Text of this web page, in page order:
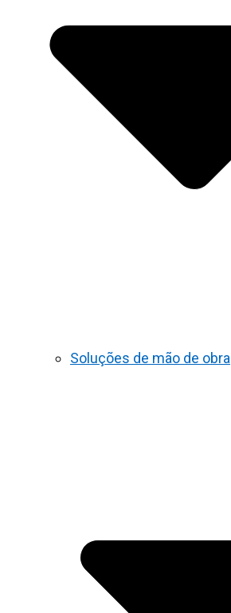
Soluções de mão de obra